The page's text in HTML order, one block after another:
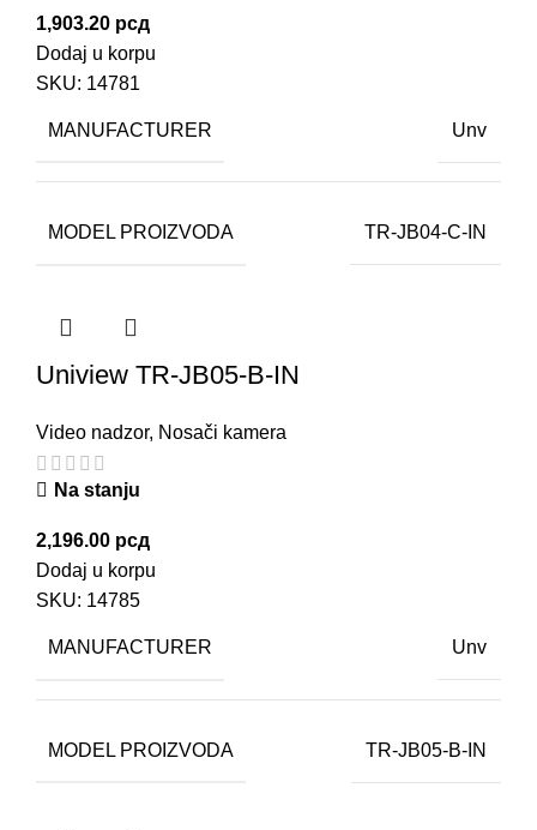
1,903.20 рсд
Dodaj u korpu
SKU: 14781
MANUFACTURER Unv
MODEL PROIZVODA TR-JB04-C-IN
Uniview TR-JB05-B-IN
Video nadzor, Nosači kamera
Na stanju
2,196.00 рсд
Dodaj u korpu
SKU: 14785
MANUFACTURER Unv
MODEL PROIZVODA TR-JB05-B-IN